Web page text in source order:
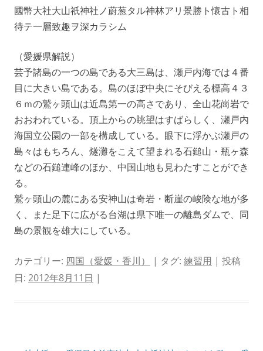
國幣大社大山祇神社ノ蔚葱タル神林アリ景勝ト懷古ト相
待テ一層致趣ヲ深カラシム
（愛媛県解説）
芸予諸島の一つの島である大三島は、瀬戸内海では４番
目に大きい島である。島のほぼ中央にそびえる標高４３
６ｍの鷲ヶ頭山は近島第一の高さであり、全山花崗岩で
おおわれている。頂上からの眺望はすばらしく、瀬戸内
海国立公園の一部を構成している。眼下に浮かぶ瀬戸の
島々はもちろん、燧灘をこえて望まれる石鎚山・瓶ヶ森
などの石鎚連峰のほか、中国山地も見わたすことができ
る。
鷲ヶ頭山の麓にある安神山は奇岩・断崖の峻険な地が多
く、また足下に広がる台湖は県下唯一の離島ダムで、同
島の景観を雄大にしている。
カテゴリー: 四国（愛媛・香川） | タグ: 練習用 | 投稿
日: 2012年8月11日 |